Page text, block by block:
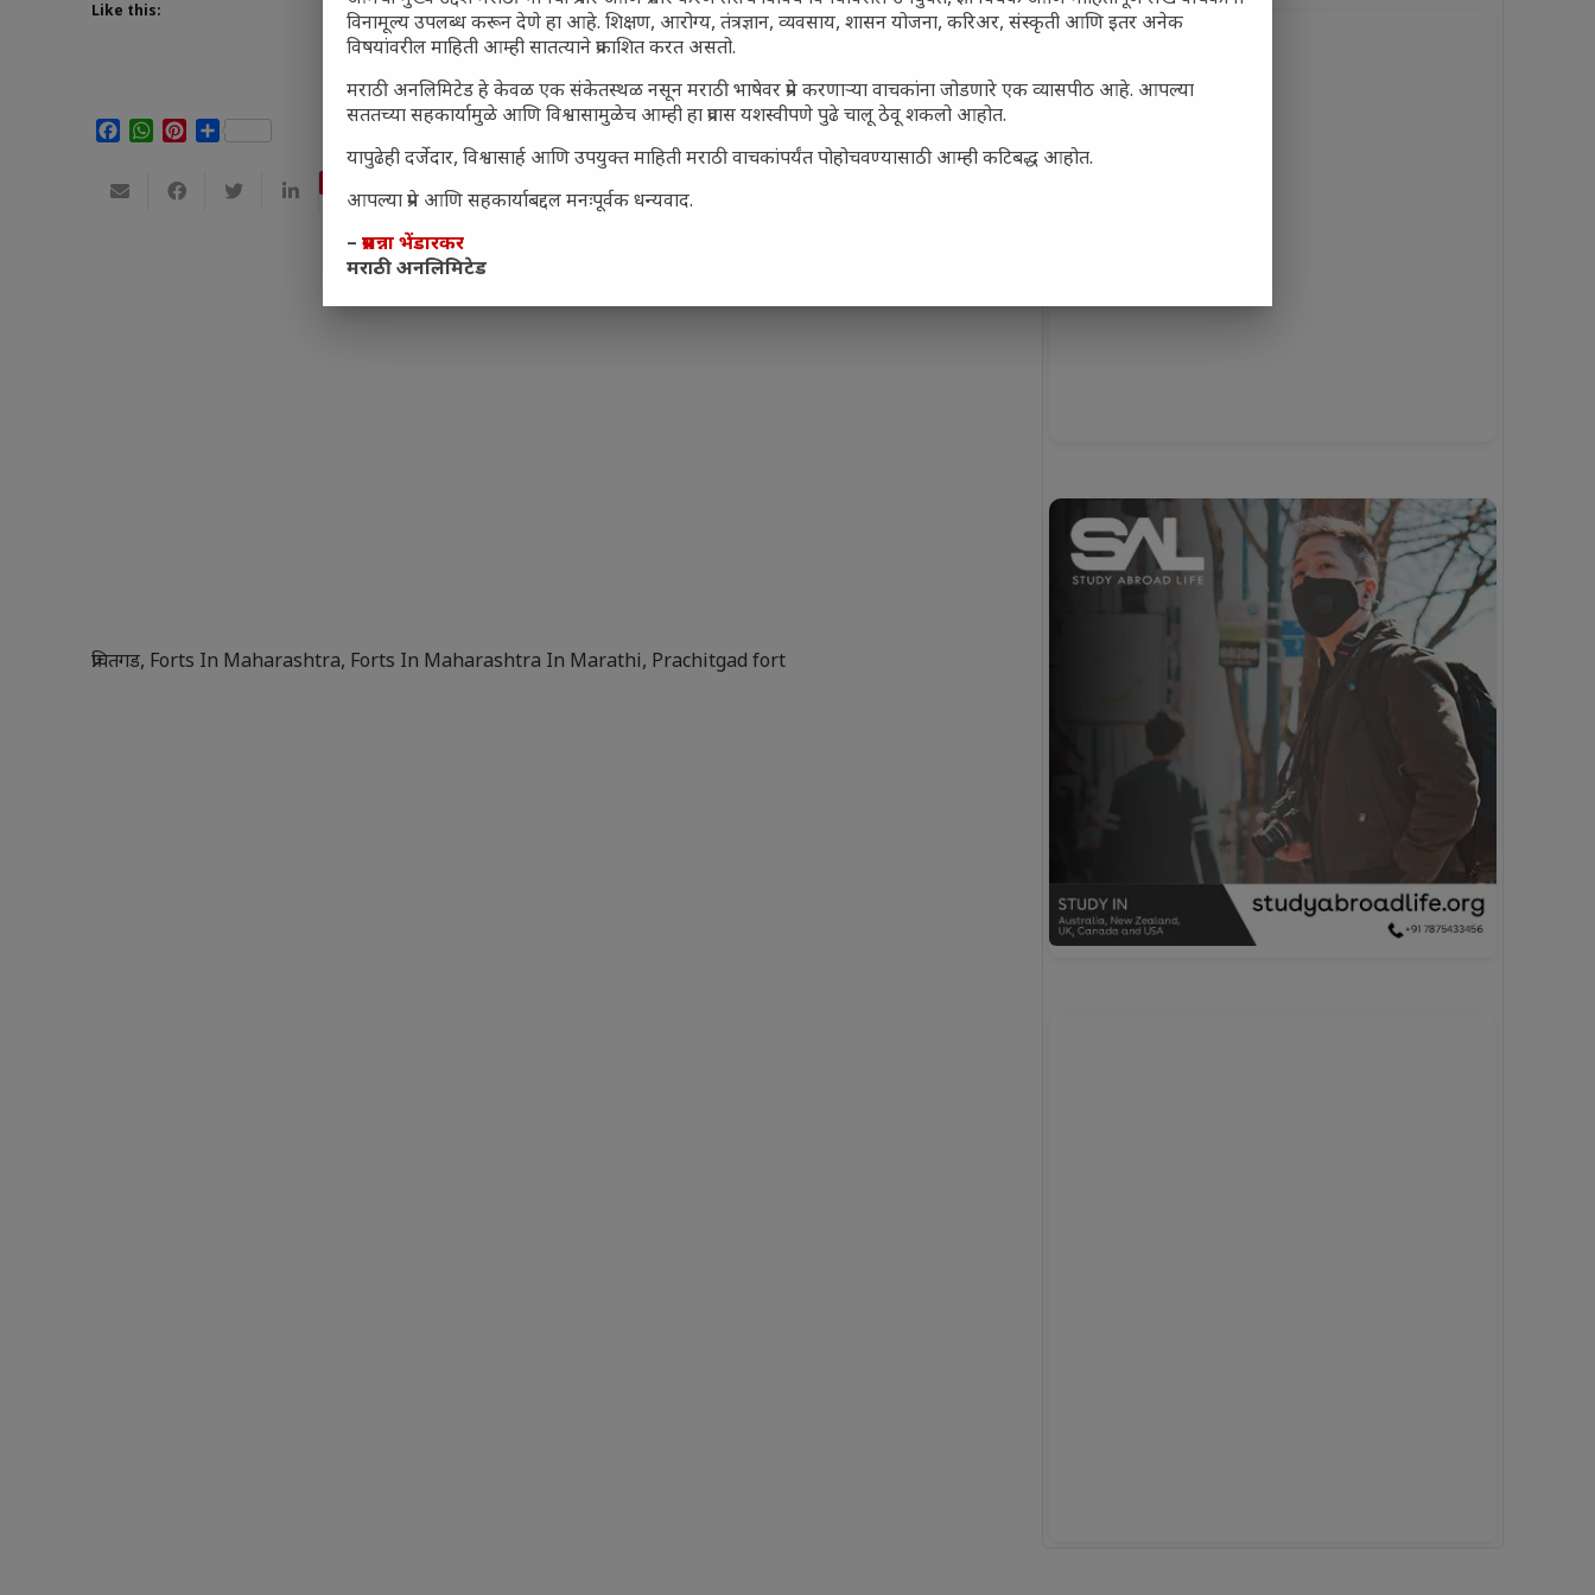
Like this:
Facebook
WhatsApp
Pinterest
Share
प्रचितगड, Forts In Maharashtra, Forts In Maharashtra In Marathi, Prachitgad fort
विनामूल्य उपलब्ध करून देणे हा आहे. शिक्षण, आरोग्य, तंत्रज्ञान, व्यवसाय, शासन योजना, करिअर, संस्कृती आणि इतर अनेक
विषयांवरील माहिती आम्ही सातत्याने प्रकाशित करत असतो.
मराठी अनलिमिटेड हे केवळ एक संकेतस्थळ नसून मराठी भाषेवर प्रेम करणाऱ्या वाचकांना जोडणारे एक व्यासपीठ आहे. आपल्या
सततच्या सहकार्यामुळे आणि विश्वासामुळेच आम्ही हा प्रवास यशस्वीपणे पुढे चालू ठेवू शकलो आहोत.
यापुढेही दर्जेदार, विश्वासार्ह आणि उपयुक्त माहिती मराठी वाचकांपर्यंत पोहोचवण्यासाठी आम्ही कटिबद्ध आहोत.
आपल्या प्रेम आणि सहकार्याबद्दल मनःपूर्वक धन्यवाद.
– प्रसन्ना भेंडारकर
मराठी अनलिमिटेड